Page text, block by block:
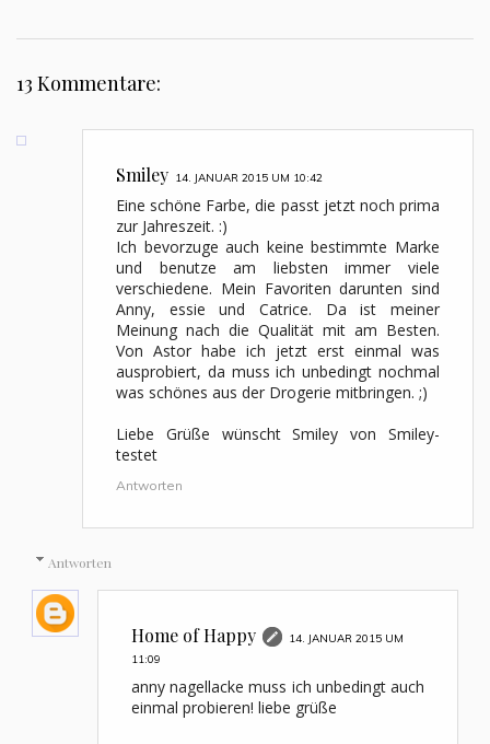
13 Kommentare:
Smiley 14. JANUAR 2015 UM 10:42
Eine schöne Farbe, die passt jetzt noch prima
zur Jahreszeit. :)
Ich bevorzuge auch keine bestimmte Marke
und benutze am liebsten immer viele
verschiedene. Mein Favoriten darunten sind
Anny, essie und Catrice. Da ist meiner
Meinung nach die Qualität mit am Besten.
Von Astor habe ich jetzt erst einmal was
ausprobiert, da muss ich unbedingt nochmal
was schönes aus der Drogerie mitbringen. ;)
Liebe Grüße wünscht Smiley von Smiley-
testet
Antworten
Antworten
Home of Happy
14. JANUAR 2015 UM
11:09
anny nagellacke muss ich unbedingt auch
einmal probieren! liebe grüße